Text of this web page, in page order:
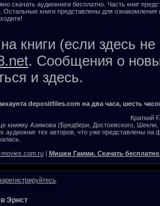
скачать аудиокниги бесплатно. Часть книг
Остальные книги представлены для
книги (если здесь
. Сообщения о
и здесь.
depositfiles.com на два часа, шесть
Краткий
книжку Азимова (Бредбери, Достоевского, Шекли,
аудиокниг тех авторов, что уже представлены на
| Мишки Гамми. Скачать
.
Эрнст